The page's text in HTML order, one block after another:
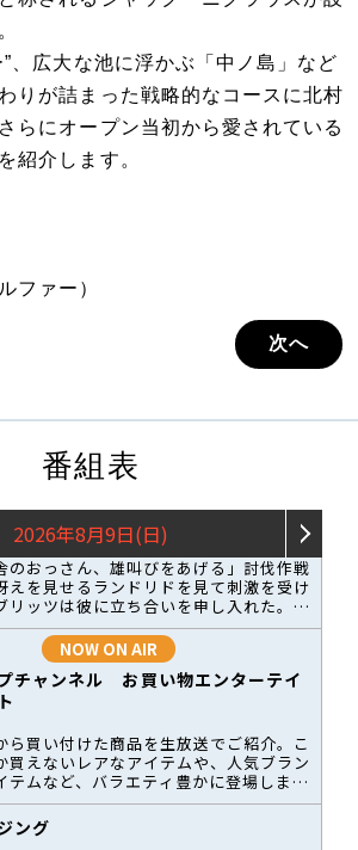
、広大な池に浮かぶ「中ノ島」など
りが詰まった戦略的なコースに北村
らにオープン当初から愛されている
紹介します。
ファー）
次へ
番組表